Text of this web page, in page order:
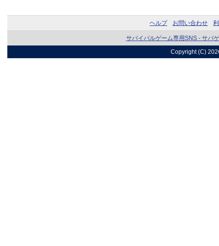
ヘルプ お問い合わせ
サバイバルゲーム専用SNS - サバ
Copyright (C)